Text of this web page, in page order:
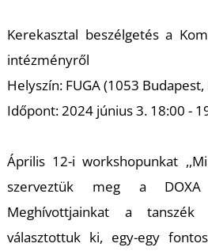
Kerekasztal beszélgetés a
intézményről
Helyszín: FUGA (1053
Időpont: 2024 június 3. 18:00 -
Április 12-i workshopunkat
szerveztük meg a
Meghívottjainkat a
választottuk ki, egy-egy